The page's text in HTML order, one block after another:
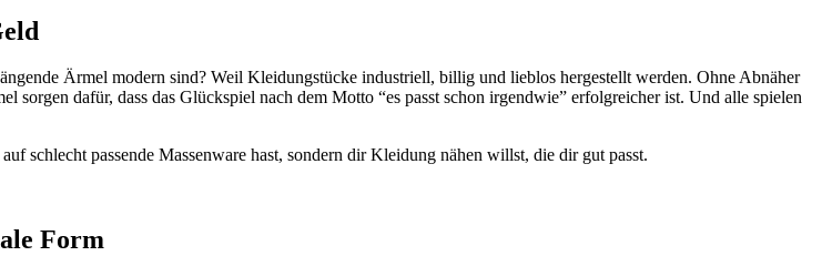
Ärmel modern sind? Weil Kleidungstücke industriell, billig und lieblos hergestellt werden. Ohne Abnäher
dafür, dass das Glückspiel nach dem Motto “es passt schon irgendwie” erfolgreicher ist. Und alle spielen
schlecht passende Massenware hast, sondern dir Kleidung nähen willst, die dir gut passt.
Form